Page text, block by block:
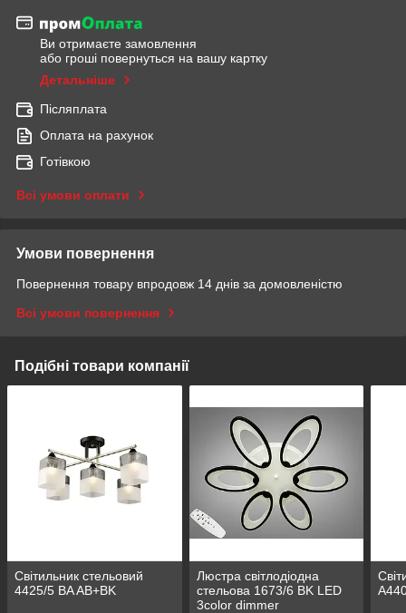
Ви отримаєте замовлення
або гроші повернуться на вашу картку
Детальніше
Післяплата
Оплата на рахунок
Готівкою
Всі умови оплати
Умови повернення
Повернення товару впродовж 14 днів за домовленістю
Всі умови повернення
Подібні товари компанії
Світильник стельовий
4425/5 ВA AB+BK
Люстра світлодіодна
стельова 1673/6 BK LED
3color dimmer